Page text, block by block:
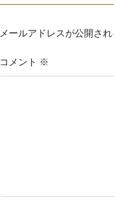
メールアドレスが公開さ
コメント ※